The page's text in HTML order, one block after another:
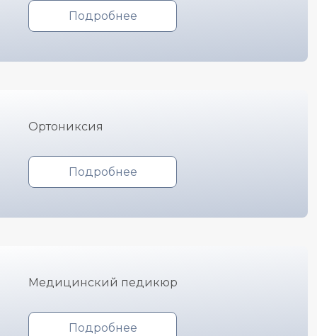
Подробнее
Медицинский педикюр
Подробнее
Ортониксия
Подробнее